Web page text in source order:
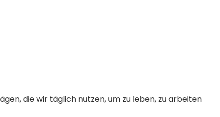
die wir täglich nutzen, um zu leben, zu arbeiten